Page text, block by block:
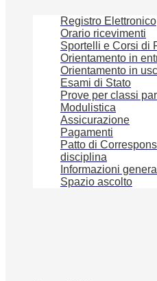
Registro Elettronico
Orario ricevimenti
Sportelli e Corsi di
Orientamento in
Orientamento in
Esami di Stato
Prove per classi
Modulistica
Assicurazione
Pagamenti
Patto di
disciplina
Informazioni
Spazio ascolto